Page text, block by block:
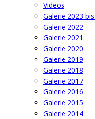
Videos
Galerie 2023
Galerie 2022
Galerie 2021
Galerie 2020
Galerie 2019
Galerie 2018
Galerie 2017
Galerie 2016
Galerie 2015
Galerie 2014